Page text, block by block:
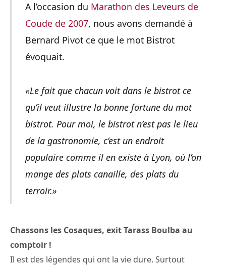
A l’occasion du Marathon des Leveurs de
Coude de 2007, nous avons demandé à
Bernard Pivot ce que le mot Bistrot
évoquait.
«Le fait que chacun voit dans le bistrot ce
qu’il veut illustre la bonne fortune du mot
bistrot. Pour moi, le bistrot n’est pas le lieu
de la gastronomie, c’est un endroit
populaire comme il en existe à Lyon, où l’on
mange des plats canaille, des plats du
terroir.»
Chassons les Cosaques, exit Tarass Boulba au
comptoir !
Il est des légendes qui ont la vie dure. Surtout